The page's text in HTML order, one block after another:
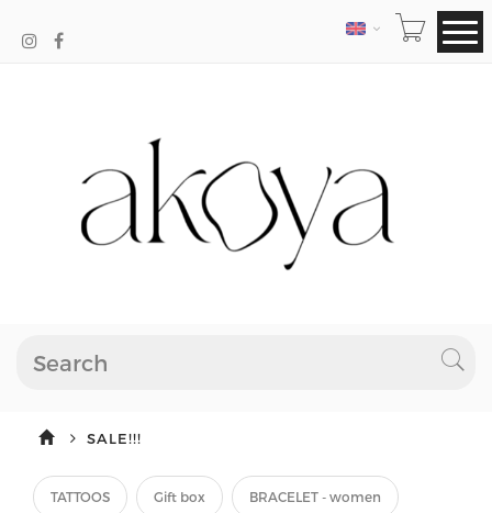
LANGUAGE
SALE!!!
TATTOOS Gift box BRACELET - women